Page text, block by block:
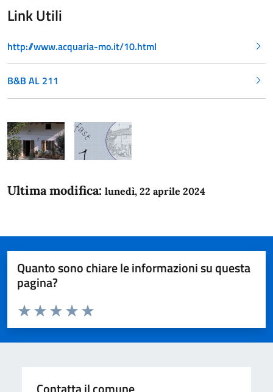
Link Utili
http://www.acquaria-mo.it/10.html
B&B AL 211
Ultima modifica: lunedì, 22 aprile 2024
Quanto sono chiare le informazioni su questa
pagina?
Domanda
Valuta da 1 a 5 stelle la pagina
Valuta 5 stelle su 5
Valuta 4 stelle su 5
Valuta 3 stelle su 5
Valuta 2 stelle su 5
Valuta 1 stelle su 5